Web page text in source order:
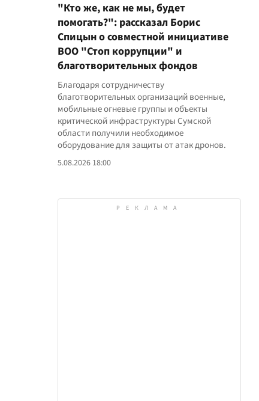
"Кто же, как не мы, будет
помогать?": рассказал Борис
Спицын о совместной инициативе
ВОО "Стоп коррупции" и
благотворительных фондов
Благодаря сотрудничеству
благотворительных организаций военные,
мобильные огневые группы и объекты
критической инфраструктуры Сумской
области получили необходимое
оборудование для защиты от атак дронов.
5.08.2026 18:00